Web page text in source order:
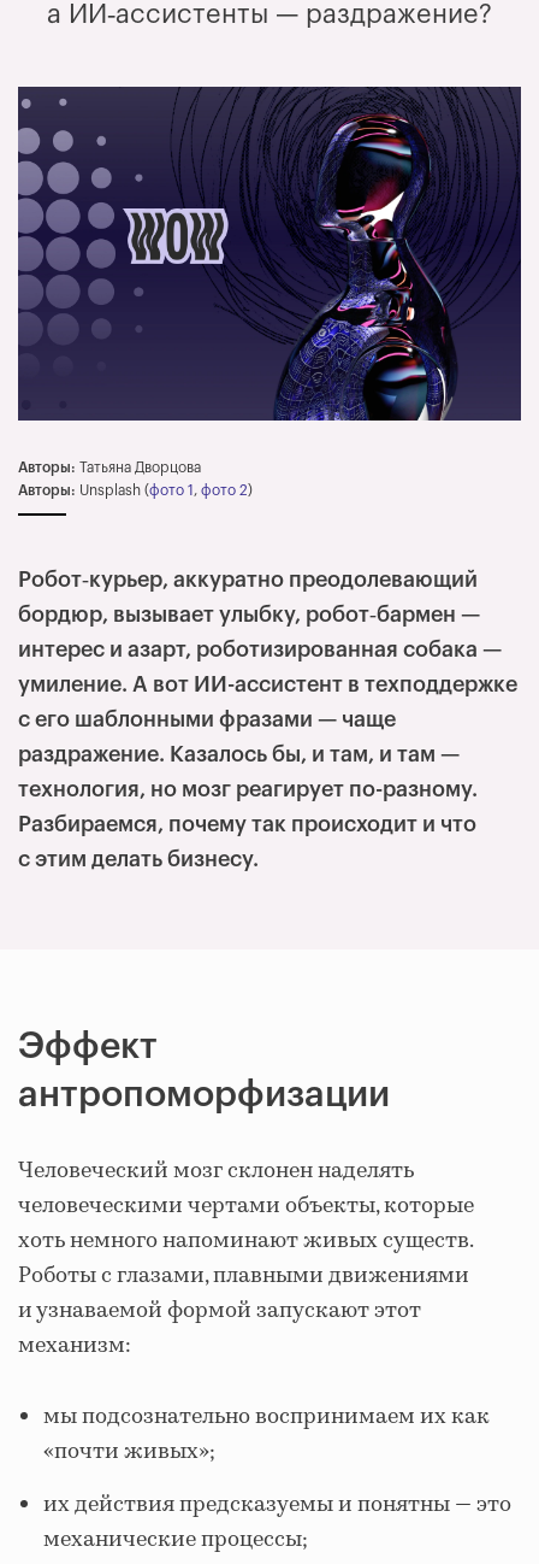
а ИИ‑ассистенты — раздражение?
Авторы: Татьяна Дворцова
Авторы: Unsplash (фото 1 , фото 2)
Робот‑курьер, аккуратно преодолевающий
бордюр, вызывает улыбку, робот‑бармен —
интерес и азарт, роботизированная собака —
умиление. А вот ИИ-ассистент в техподдержке
с его шаблонными фразами — чаще
раздражение. Казалось бы, и там, и там —
технология, но мозг реагирует по-разному.
Разбираемся, почему так происходит и что
с этим делать бизнесу.
Эффект
антропоморфизации
Человеческий мозг склонен наделять
человеческими чертами объекты, которые
хоть немного напоминают живых существ.
Роботы с глазами, плавными движениями
и узнаваемой формой запускают этот
механизм:
мы подсознательно воспринимаем их как
«почти живых»;
их действия предсказуемы и понятны — это
механические процессы;